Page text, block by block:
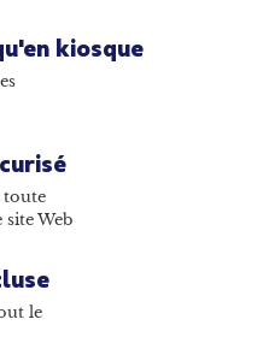
kiosque
toute
Web
le